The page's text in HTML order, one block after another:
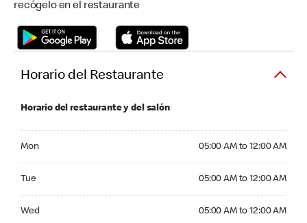
recógelo en el restaurante
Horario del Restaurante
Horario del restaurante y del salón
Mon 05:00 AM to 12:00 AM
Tue 05:00 AM to 12:00 AM
Wed 05:00 AM to 12:00 AM